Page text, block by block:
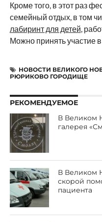
Кроме того, в этот раз
семейный отдых, в том
лабиринт для детей,
Можно принять участие
НОВОСТИ ВЕЛИКОГО
РЮРИКОВО ГОРОДИЩЕ
РЕКОМЕНДУЕМОЕ
В Великом
галерея
В Великом
скорой
пациента